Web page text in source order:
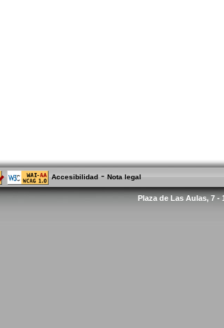
Accesibilidad - Nota legal
Plaza de Las Aulas, 7 -